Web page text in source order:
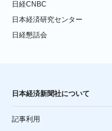
日経CNBC
日本経済研究センター
日経懇話会
日本経済新聞社について
記事利用